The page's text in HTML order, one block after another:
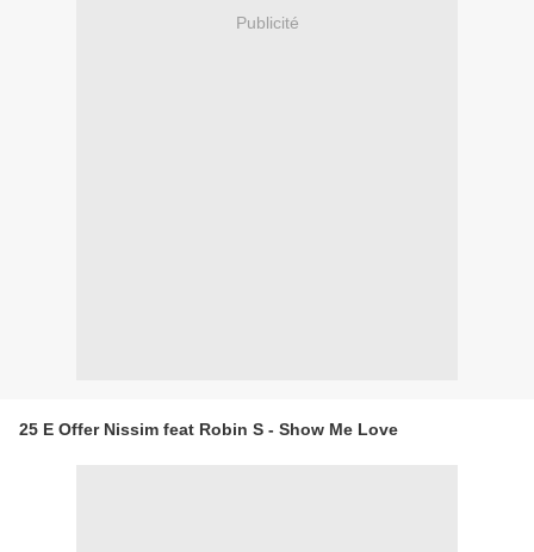
Publicité
25 E Offer Nissim feat Robin S - Show Me Love